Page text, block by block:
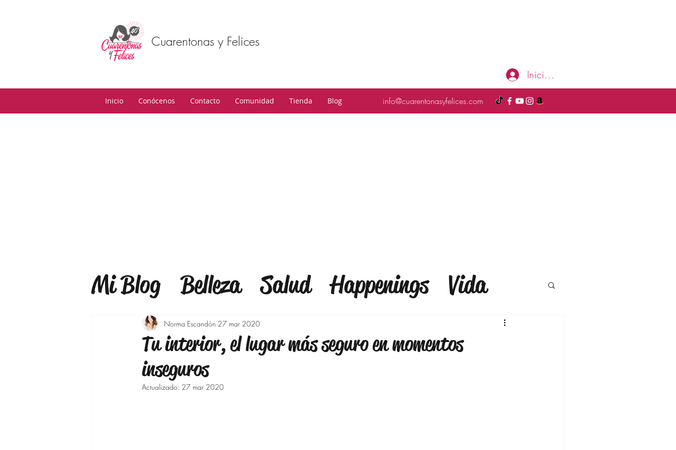
Cuarentonas y Felices
Iniciar sesión
Inicio Conócenos Contacto Comunidad Tienda Blog info@cuarentonasyfelices.com
Mi Blog Belleza Salud Happenings
Vida
Estilo
Mindfulness
Moda
Estilo de Vida
Bienestar
Tu interior, el lugar más seguro en momentos
inseguros
Norma Escandón 27 mar 2020
Actualizado: 27 mar 2020